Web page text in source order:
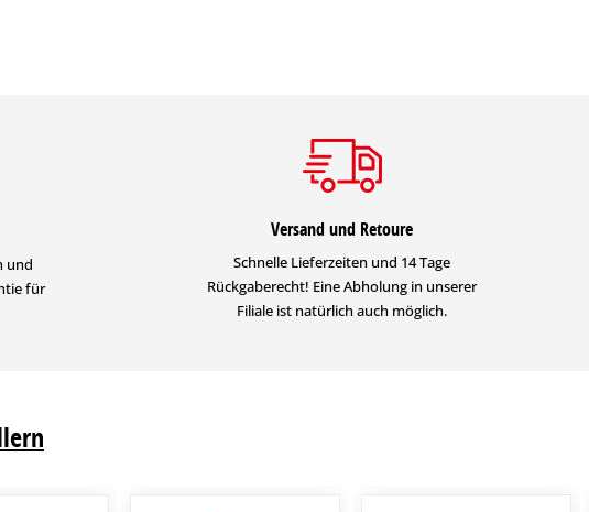
und
für
Versand und Retoure
Schnelle Lieferzeiten und 14 Tage
Rückgaberecht! Eine Abholung in unserer
Filiale ist natürlich auch möglich.